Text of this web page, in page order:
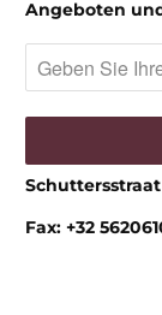
Angeboten
Fax: +32